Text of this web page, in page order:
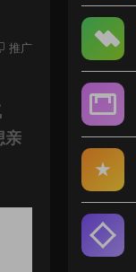
推广
亲